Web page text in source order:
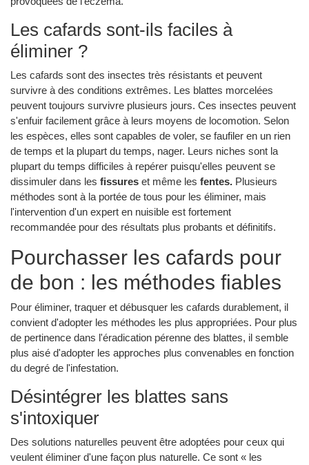
Les cafards sont-ils faciles à
éliminer ?
Les cafards sont des insectes très résistants et peuvent
survivre à des conditions extrêmes. Les blattes morcelées
peuvent toujours survivre plusieurs jours. Ces insectes peuvent
s'enfuir facilement grâce à leurs moyens de locomotion. Selon
les espèces, elles sont capables de voler, se faufiler en un rien
de temps et la plupart du temps, nager. Leurs niches sont la
plupart du temps difficiles à repérer puisqu'elles peuvent se
dissimuler dans les fissures et même les fentes. Plusieurs
méthodes sont à la portée de tous pour les éliminer, mais
l'intervention d'un expert en nuisible est fortement
recommandée pour des résultats plus probants et définitifs.
Pourchasser les cafards pour
de bon : les méthodes fiables
Pour éliminer, traquer et débusquer les cafards durablement, il
convient d'adopter les méthodes les plus appropriées. Pour plus
de pertinence dans l'éradication pérenne des blattes, il semble
plus aisé d'adopter les approches plus convenables en fonction
du degré de l'infestation.
Désintégrer les blattes sans
s'intoxiquer
Des solutions naturelles peuvent être adoptées pour ceux qui
veulent éliminer d'une façon plus naturelle. Ce sont « les